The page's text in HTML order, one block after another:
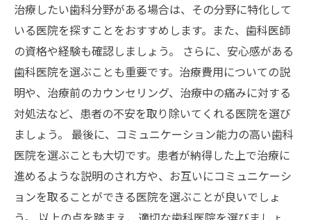
治療したい歯科分野がある場合は、その分野に特化して
いる医院を探すことをおすすめします。また、歯科医師
の資格や経験も確認しましょう。 さらに、安心感がある
歯科医院を選ぶことも重要です。治療費用についての説
明や、治療前のカウンセリング、治療中の痛みに対する
対処法など、患者の不安を取り除いてくれる医院を選び
ましょう。 最後に、コミュニケーション能力の高い歯科
医院を選ぶことも大切です。患者が納得した上で治療に
進めるような説明のされ方や、お互いにコミュニケーシ
ョンを取ることができる医院を選ぶことが良いでしょ